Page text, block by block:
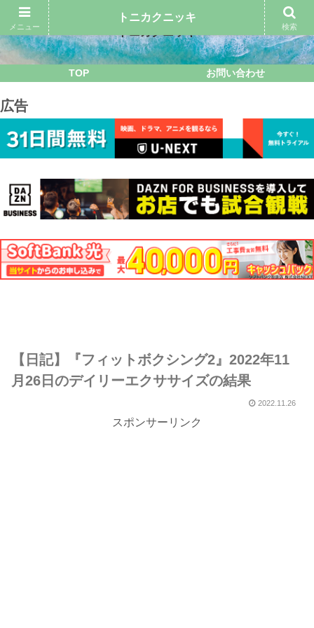
TOP お問い合わせ
広告
【日記】『フィットボクシング2』2022年11
月26日のデイリーエクササイズの結果
2022.11.26
スポンサーリンク
メニュー
トニカクニッキ
検索